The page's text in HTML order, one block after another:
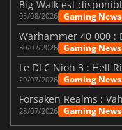
05/08/2026 Gaming News
30/07/2026 Gaming News
29/07/2026 Gaming News
28/07/2026 Gaming News